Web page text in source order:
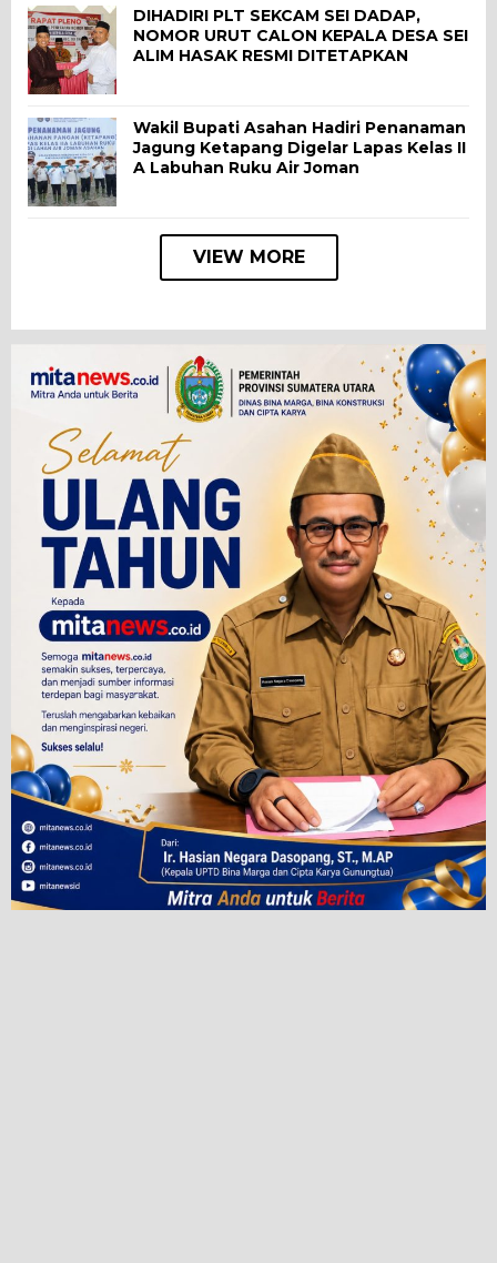
DIHADIRI PLT SEKCAM SEI DADAP,
NOMOR URUT CALON KEPALA DESA SEI
ALIM HASAK RESMI DITETAPKAN
Wakil Bupati Asahan Hadiri Penanaman
Jagung Ketapang Digelar Lapas Kelas II
A Labuhan Ruku Air Joman
VIEW MORE